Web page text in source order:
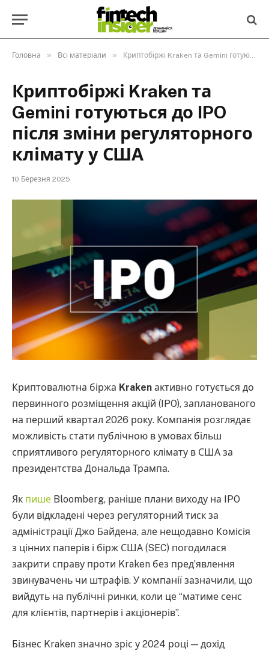
Головна » Всі матеріали » Криптобіржі Kraken та Gemini готуються до IPO після зміни регуляторного клімату у США
Криптобіржі Kraken та
Gemini готуються до IPO
після зміни регуляторного
клімату у США
10 Березня 2025
Криптовалютна біржа Kraken активно готується до
первинного розміщення акцій (IPO), запланованого
на перший квартал 2026 року. Компанія розглядає
можливість стати публічною в умовах більш
сприятливого регуляторного клімату в США за
президентства Дональда Трампа.
Як пише Bloomberg, раніше плани виходу на IPO
були відкладені через регуляторний тиск за
адміністрації Джо Байдена, але нещодавно Комісія
з цінних паперів і бірж США (SEC) погодилася
закрити справу проти Kraken без пред’явлення
звинувачень чи штрафів. У компанії зазначили, що
вийдуть на публічні ринки, коли це “матиме сенс
для клієнтів, партнерів і акціонерів”.
Бізнес Kraken значно зріс у 2024 році — дохід